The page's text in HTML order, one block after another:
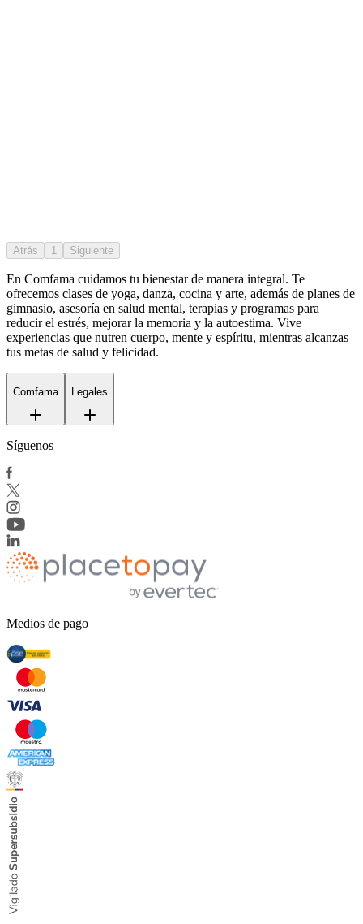
Atrás 1 Siguiente
En Comfama cuidamos tu bienestar de manera integral. Te
ofrecemos clases de yoga, danza, cocina y arte, además de planes de
gimnasio, asesoría en salud mental, terapias y programas para
reducir el estrés, mejorar la memoria y la autoestima. Vive
experiencias que nutren cuerpo, mente y espíritu, mientras alcanzas
tus metas de salud y felicidad.
Comfama Legales
Síguenos
Medios de pago